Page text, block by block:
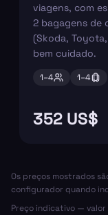
viagens, com
2 bagagens de
(Skoda,
bem cuidado.
1–4 1–4
352 US$
Os preços mostrados
configurador quando
Preço indicativo — valor